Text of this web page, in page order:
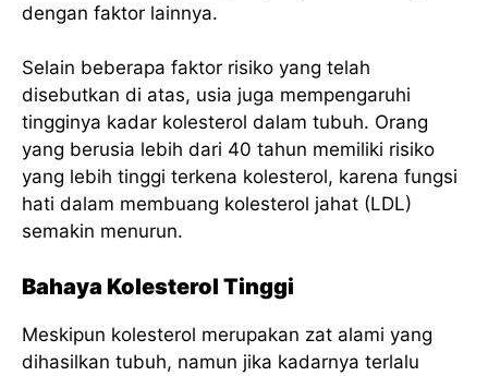
dengan faktor lainnya.
Selain beberapa faktor risiko yang telah
disebutkan di atas, usia juga mempengaruhi
tingginya kadar kolesterol dalam tubuh. Orang
yang berusia lebih dari 40 tahun memiliki risiko
yang lebih tinggi terkena kolesterol, karena fungsi
hati dalam membuang kolesterol jahat (LDL)
semakin menurun.
Bahaya Kolesterol Tinggi
Meskipun kolesterol merupakan zat alami yang
dihasilkan tubuh, namun jika kadarnya terlalu